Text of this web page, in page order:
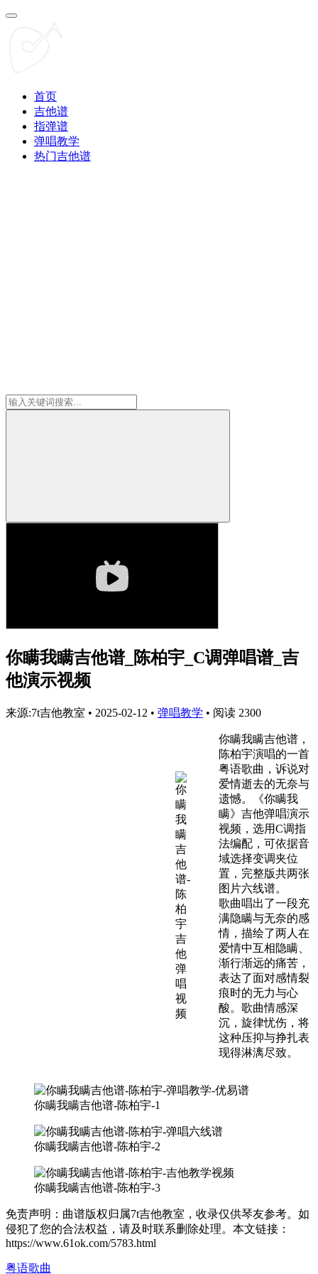
首页
吉他谱
指弹谱
弹唱教学
热门吉他谱
你瞒我瞒吉他谱_陈柏宇_C调弹唱谱_吉
他演示视频
来源:7t吉他教室 • 2025-02-12 • 弹唱教学 • 阅读 2300
你瞒我瞒吉他谱，
陈柏宇演唱的一首
粤语歌曲，诉说对
爱情逝去的无奈与
遗憾。《你瞒我
瞒》吉他弹唱演示
视频，选用C调指
法编配，可依据音
域选择变调夹位
置，完整版共两张
图片六线谱。
歌曲唱出了一段充
满隐瞒与无奈的感
情，描绘了两人在
爱情中互相隐瞒、
渐行渐远的痛苦，
表达了面对感情裂
痕时的无力与心
酸。歌曲情感深
沉，旋律忧伤，将
这种压抑与挣扎表
现得淋漓尽致。
你瞒我瞒吉他谱-陈柏宇-1
你瞒我瞒吉他谱-陈柏宇-2
你瞒我瞒吉他谱-陈柏宇-3
免责声明：曲谱版权归属7t吉他教室，收录仅供琴友参考。如
侵犯了您的合法权益，请及时联系删除处理。本文链接：
https://www.61ok.com/5783.html
粤语歌曲